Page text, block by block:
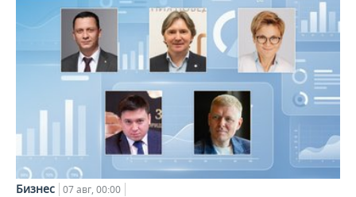
Бизнес 07 авг, 00:00